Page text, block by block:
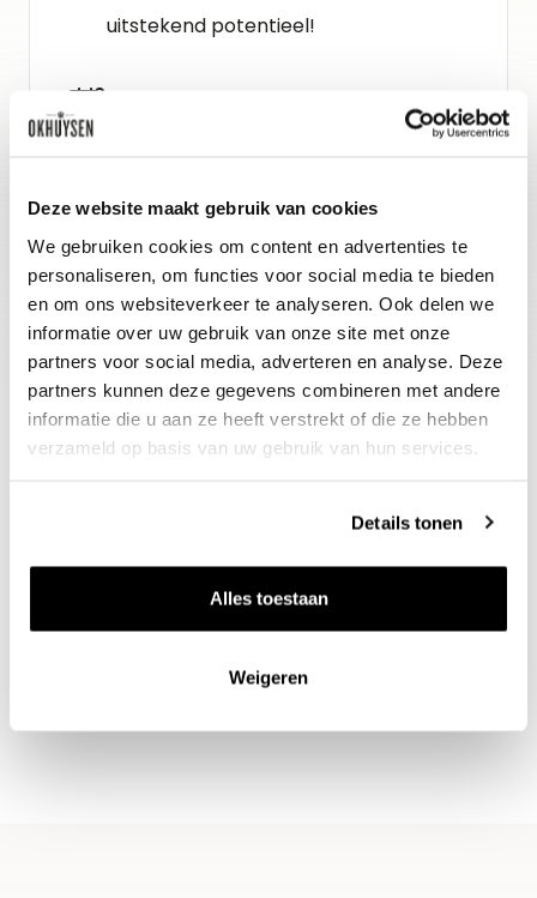
Deze website maakt gebruik van cookies
We gebruiken cookies om content en advertenties te
personaliseren, om functies voor social media te bieden
en om ons websiteverkeer te analyseren. Ook delen we
informatie over uw gebruik van onze site met onze
partners voor social media, adverteren en analyse. Deze
partners kunnen deze gegevens combineren met andere
informatie die u aan ze heeft verstrekt of die ze hebben
verzameld op basis van uw gebruik van hun services.
Details tonen
Alles toestaan
Weigeren
uitstekend potentieel!
Wijn-spijs advies
Eendenborst met pruimensaus en een
pastinaakpuree.
Nieuws & inspiratie in Vineé Vineuse
Vandaag voor 12.00 uur besteld, morgen in huis
Gratis thuisbezorgd vanaf €115,00